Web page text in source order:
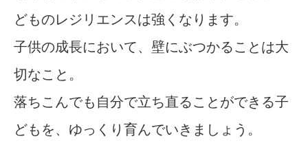
どものレジリエンスは強くなります。
子供の成長において、壁にぶつかることは大
切なこと。
落ちこんでも自分で立ち直ることができる子
どもを、ゆっくり育んでいきましょう。